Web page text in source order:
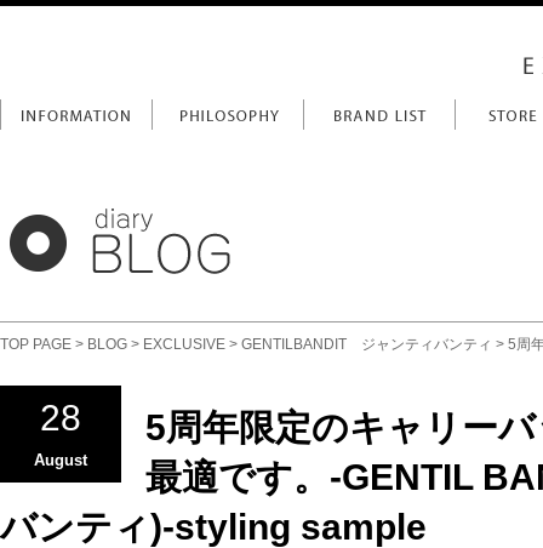
TOP PAGE > BLOG > EXCLUSIVE > GENTILBANDIT ジャンティバンティ > 5周
28
August
5周年限定のキャリー
最適です。-GENTIL
バンティ)-styling sample